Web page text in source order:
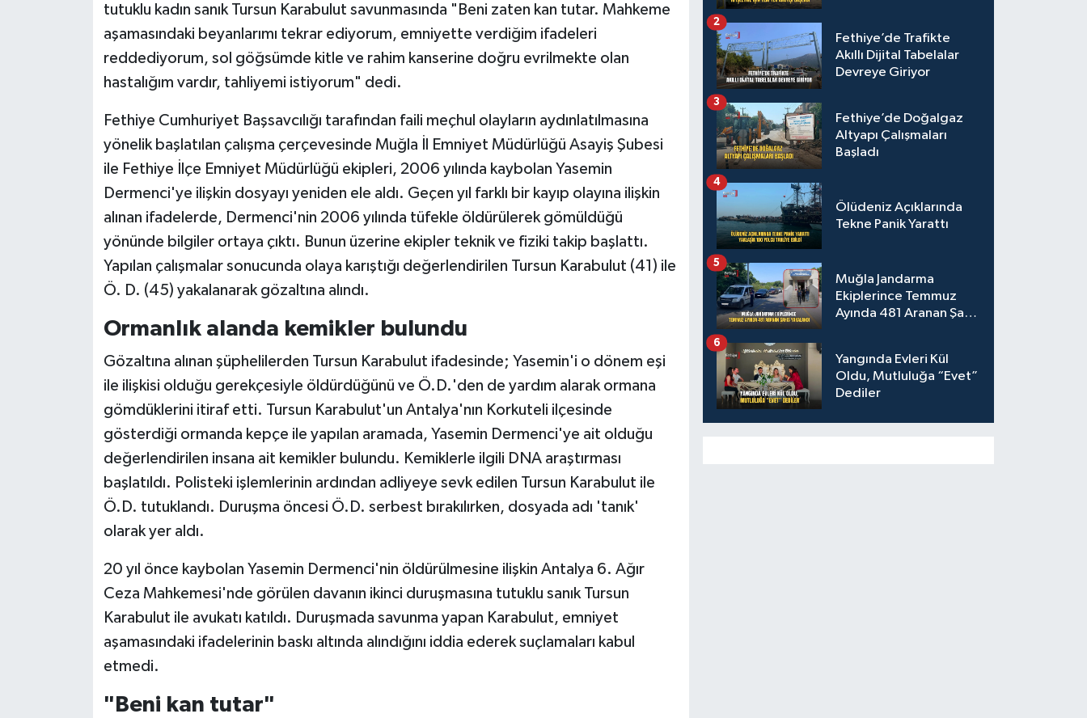
tutuklu kadın sanık Tursun Karabulut savunmasında "Beni zaten kan tutar. Mahkeme
aşamasındaki beyanlarımı tekrar ediyorum, emniyette verdiğim ifadeleri
reddediyorum, sol göğsümde kitle ve rahim kanserine doğru evrilmekte olan
hastalığım vardır, tahliyemi istiyorum" dedi.
Fethiye Cumhuriyet Başsavcılığı tarafından faili meçhul olayların aydınlatılmasına
yönelik başlatılan çalışma çerçevesinde Muğla İl Emniyet Müdürlüğü Asayiş Şubesi
ile Fethiye İlçe Emniyet Müdürlüğü ekipleri, 2006 yılında kaybolan Yasemin
Dermenci'ye ilişkin dosyayı yeniden ele aldı. Geçen yıl farklı bir kayıp olayına ilişkin
alınan ifadelerde, Dermenci'nin 2006 yılında tüfekle öldürülerek gömüldüğü
yönünde bilgiler ortaya çıktı. Bunun üzerine ekipler teknik ve fiziki takip başlattı.
Yapılan çalışmalar sonucunda olaya karıştığı değerlendirilen Tursun Karabulut (41) ile
Ö. D. (45) yakalanarak gözaltına alındı.
Ormanlık alanda kemikler bulundu
Gözaltına alınan şüphelilerden Tursun Karabulut ifadesinde; Yasemin'i o dönem eşi
ile ilişkisi olduğu gerekçesiyle öldürdüğünü ve Ö.D.'den de yardım alarak ormana
gömdüklerini itiraf etti. Tursun Karabulut'un Antalya'nın Korkuteli ilçesinde
gösterdiği ormanda kepçe ile yapılan aramada, Yasemin Dermenci'ye ait olduğu
değerlendirilen insana ait kemikler bulundu. Kemiklerle ilgili DNA araştırması
başlatıldı. Polisteki işlemlerinin ardından adliyeye sevk edilen Tursun Karabulut ile
Ö.D. tutuklandı. Duruşma öncesi Ö.D. serbest bırakılırken, dosyada adı 'tanık'
olarak yer aldı.
20 yıl önce kaybolan Yasemin Dermenci'nin öldürülmesine ilişkin Antalya 6. Ağır
Ceza Mahkemesi'nde görülen davanın ikinci duruşmasına tutuklu sanık Tursun
Karabulut ile avukatı katıldı. Duruşmada savunma yapan Karabulut, emniyet
aşamasındaki ifadelerinin baskı altında alındığını iddia ederek suçlamaları kabul
etmedi.
"Beni kan tutar"
Fethiye’de Trafikte
Akıllı Dijital Tabelalar
Devreye Giriyor
2
Fethiye’de Doğalgaz
Altyapı Çalışmaları
Başladı
3
Ölüdeniz Açıklarında
Tekne Panik Yarattı
4
Muğla Jandarma
Ekiplerince Temmuz
Ayında 481 Aranan Şahıs
5
Yangında Evleri Kül
Oldu, Mutluluğa “Evet”
Dediler
6